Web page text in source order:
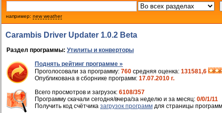
например: new weather
Carambis Driver Updater 1.0.2 Beta
Раздел программы: Утилиты и конверторы
Поднять рейтинг программе »
Проголосовали за программу: 760 средняя оценка: 131581,6
Опубликована в сборнике программ: 17.07.2010 г.
Всего просмотров и загрузок: 6108/357
Программу скачали сегодня/вчера/за неделю и за месяц: 0/0/1/11
Получить код счётчика загрузок программ для страницы